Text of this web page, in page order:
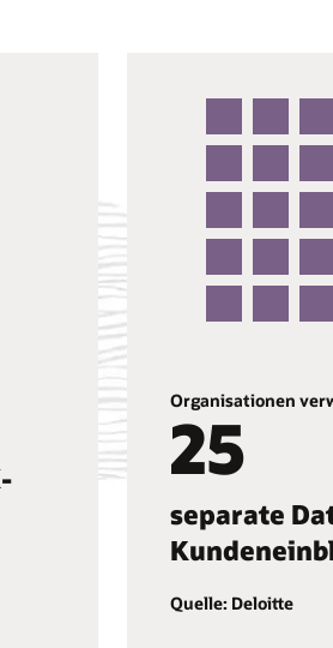
Organisationen
25
separate
Quelle: Deloitte